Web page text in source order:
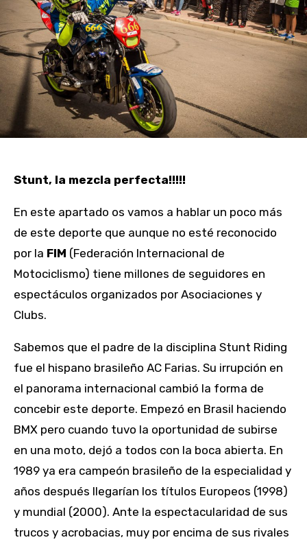
Stunt, la mezcla perfecta!!!!!
En este apartado os vamos a hablar un poco más
de este deporte que aunque no esté reconocido
por la FIM (Federación Internacional de
Motociclismo) tiene millones de seguidores en
espectáculos organizados por Asociaciones y
Clubs.
Sabemos que el padre de la disciplina Stunt Riding
fue el hispano brasileño AC Farias. Su irrupción en
el panorama internacional cambió la forma de
concebir este deporte. Empezó en Brasil haciendo
BMX pero cuando tuvo la oportunidad de subirse
en una moto, dejó a todos con la boca abierta. En
1989 ya era campeón brasileño de la especialidad y
años después llegarían los títulos Europeos (1998)
y mundial (2000). Ante la espectacularidad de sus
trucos y acrobacias, muy por encima de sus rivales